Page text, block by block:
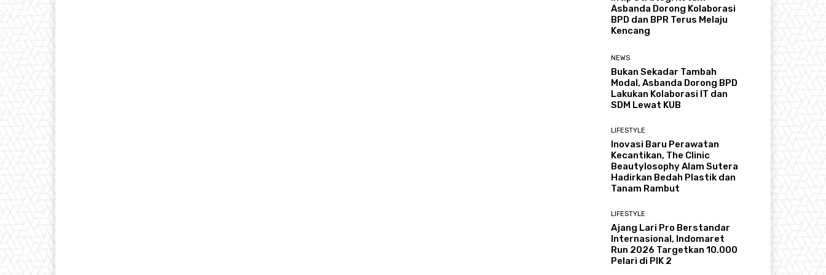
Asbanda Dorong Kolaborasi
BPD dan BPR Terus Melaju
Kencang
NEWS
Bukan Sekadar Tambah
Modal, Asbanda Dorong BPD
Lakukan Kolaborasi IT dan
SDM Lewat KUB
LIFESTYLE
Inovasi Baru Perawatan
Kecantikan, The Clinic
Beautylosophy Alam Sutera
Hadirkan Bedah Plastik dan
Tanam Rambut
LIFESTYLE
Ajang Lari Pro Berstandar
Internasional, Indomaret
Run 2026 Targetkan 10.000
Pelari di PIK 2